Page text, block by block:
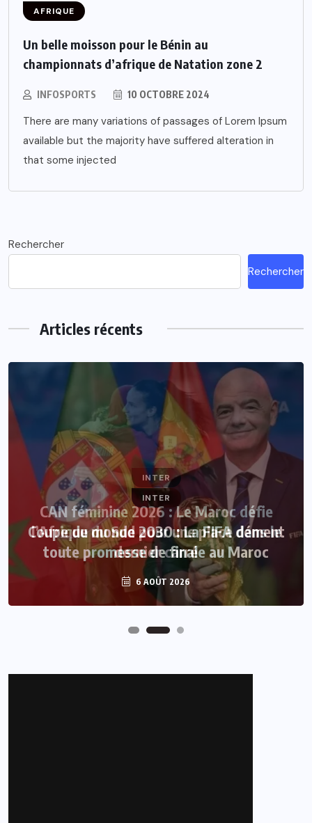
AFRIQUE
Un belle moisson pour le Bénin au
championnats d’afrique de Natation zone 2
INFOSPORTS 10 OCTOBRE 2024
There are many variations of passages of Lorem Ipsum
available but the majority have suffered alteration in
that some injected
Rechercher
Rechercher
Articles récents
INTER
CAN féminine 2026 : Le Maroc défie
l’Afrique du Sud pour une place dans le
dernier carré
6 AOÛT 2026